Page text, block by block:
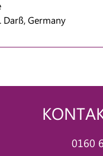
Darß, Germany
0160